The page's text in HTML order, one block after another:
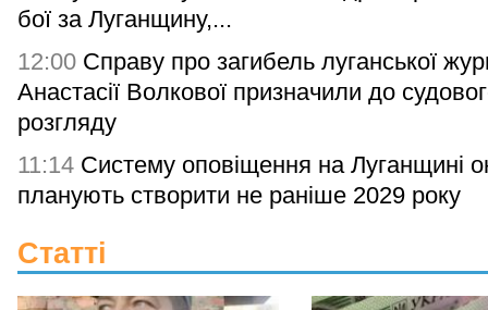
бої за Луганщину,...
12:00 Справу про загибель луганської
Анастасії Волкової призначили до
розгляду
11:14 Систему оповіщення на Луганщині
планують створити не раніше 2029 року
Статті